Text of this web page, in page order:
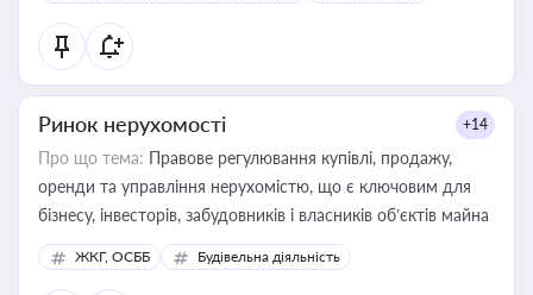
Ринок нерухомості +14
Про що тема: Правове регулювання купівлі, продажу,
оренди та управління нерухомістю, що є ключовим для
бізнесу, інвесторів, забудовників і власників об’єктів майна
ЖКГ, ОСББ Будівельна діяльність